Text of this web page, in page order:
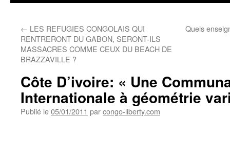
← LES REFUGIES CONGOLAIS QUI
RENTRERONT DU GABON, SERONT-ILS
MASSACRES COMME CEUX DU BEACH DE
BRAZZAVILLE ?
Quels
Côte D’ivoire: « Une
Internationale à géométrie
Publié le05/01/2011 parcongo-liberty.com